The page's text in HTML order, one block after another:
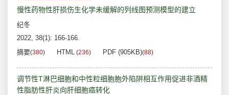
慢性药物性肝损伤生化学未缓解的列线图预测模型的建立
纪冬
2022, 38(1): 166-166.
摘要(380) HTML (236) PDF (905KB)(88)
调节性T淋巴细胞和中性粒细胞胞外陷阱相互作用促进非酒精
性脂肪性肝炎向肝细胞癌转化